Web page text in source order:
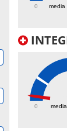
media
0
0